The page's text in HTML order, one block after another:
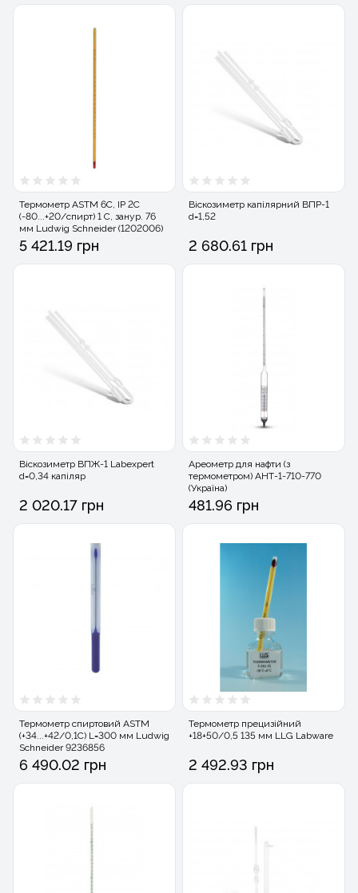
Термометр ASTM 6C, IP 2C
(-80...+20/спирт) 1 C, занур. 76
мм Ludwig Schneider (1202006)
5 421.19 грн
Віскозиметр капілярний ВПР-1
d=1,52
2 680.61 грн
Віскозиметр ВПЖ-1 Labexpert
d=0,34 капіляр
2 020.17 грн
Ареометр для нафти (з
термометром) АНТ-1-710-770
(Україна)
481.96 грн
Термометр спиртовий ASTM
(+34...+42/0,1С) L=300 мм Ludwig
Schneider 9236856
6 490.02 грн
Термометр прецизійний
+18+50/0,5 135 мм LLG Labware
2 492.93 грн